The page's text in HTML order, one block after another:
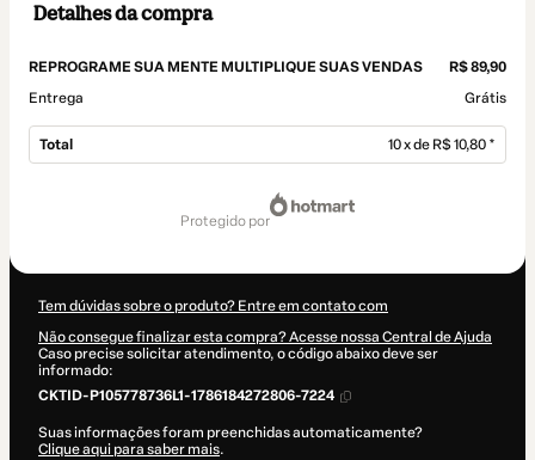
Detalhes da compra
REPROGRAME SUA MENTE MULTIPLIQUE SUAS VENDAS
R$ 89,90
Entrega
Grátis
Total 10 x de R$ 10,80 *
protegido por
Tem dúvidas sobre o produto? Entre em contato com
Não consegue finalizar esta compra? Acesse nossa Central de Ajuda
Caso precise solicitar atendimento, o código abaixo deve ser
informado:
CKTID-P105778736L1-1786184272806-7224
Suas informações foram preenchidas automaticamente?
Clique aqui para saber mais.